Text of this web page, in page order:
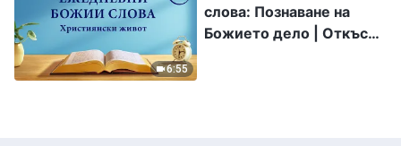
6:55
слова: Познаване на
Божието дело | Откъс